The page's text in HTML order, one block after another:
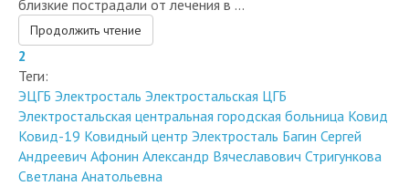
Продолжить чтение
Теги:
ЭЦГБ
Электростальская центральная городская больница
Ковид-19 Ковидный центр Электросталь Багин Сергей
Андреевич Афонин Александр Вячеславович Стригункова
Светлана Анатольевна
Tweet